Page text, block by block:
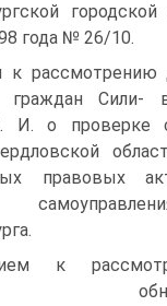
года № 26/10.
к рассмотрению
граждан Сили-
И. о проверке
правовых
к